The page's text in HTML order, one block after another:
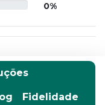
0%
Fidelidade